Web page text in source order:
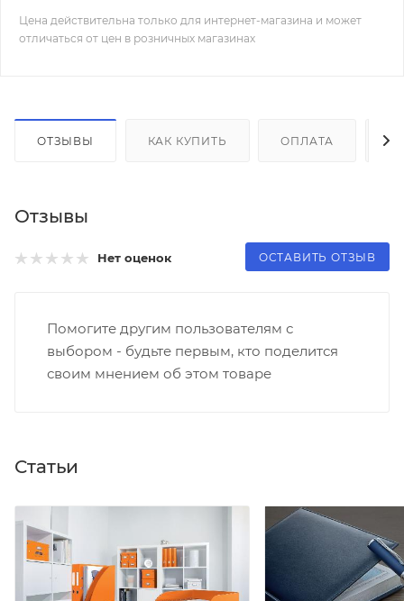
Цена действительна только для интернет-магазина и может
отличаться от цен в розничных магазинах
ОТЗЫВЫ КАК КУПИТЬ ОПЛАТА
Отзывы
Нет оценок ОСТАВИТЬ ОТЗЫВ
Помогите другим пользователям с
выбором - будьте первым, кто поделится
своим мнением об этом товаре
Статьи